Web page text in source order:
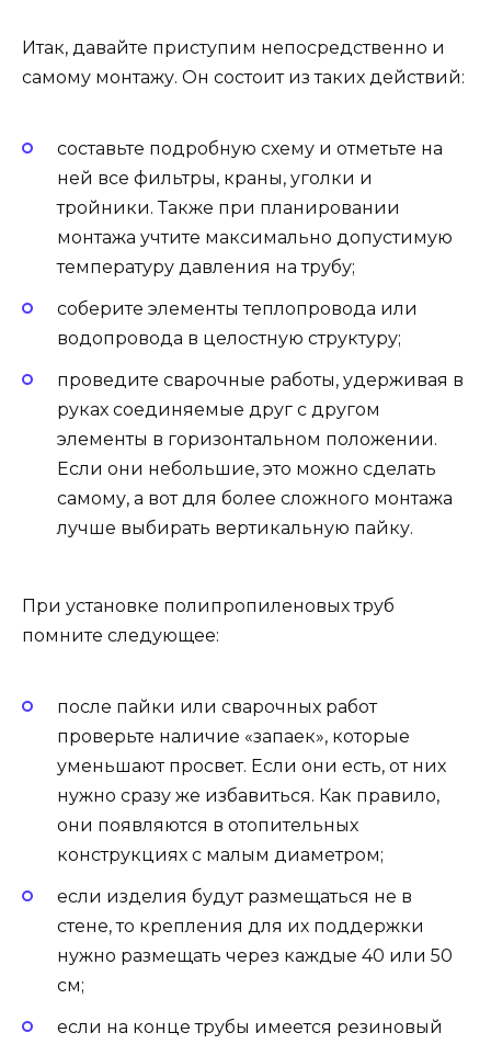
Итак, давайте приступим непосредственно и
самому монтажу. Он состоит из таких действий:
составьте подробную схему и отметьте на
ней все фильтры, краны, уголки и
тройники. Также при планировании
монтажа учтите максимально допустимую
температуру давления на трубу;
соберите элементы теплопровода или
водопровода в целостную структуру;
проведите сварочные работы, удерживая в
руках соединяемые друг с другом
элементы в горизонтальном положении.
Если они небольшие, это можно сделать
самому, а вот для более сложного монтажа
лучше выбирать вертикальную пайку.
При установке полипропиленовых труб
помните следующее:
после пайки или сварочных работ
проверьте наличие «запаек», которые
уменьшают просвет. Если они есть, от них
нужно сразу же избавиться. Как правило,
они появляются в отопительных
конструкциях с малым диаметром;
если изделия будут размещаться не в
стене, то крепления для их поддержки
нужно размещать через каждые 40 или 50
см;
если на конце трубы имеется резиновый